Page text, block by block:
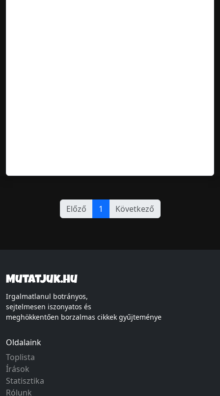
Előző 1 Következő
Mutatjuk.hu
Irgalmatlanul botrányos,
sejtelmesen iszonyatos és
meghökkentően borzalmas cikkek gyűjteménye
Oldalaink
Toplista
Írások
Statisztika
Rólunk